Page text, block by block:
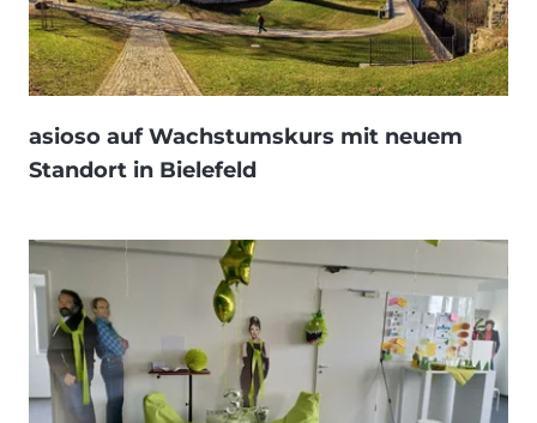
asioso auf Wachstumskurs mit neuem
Standort in Bielefeld